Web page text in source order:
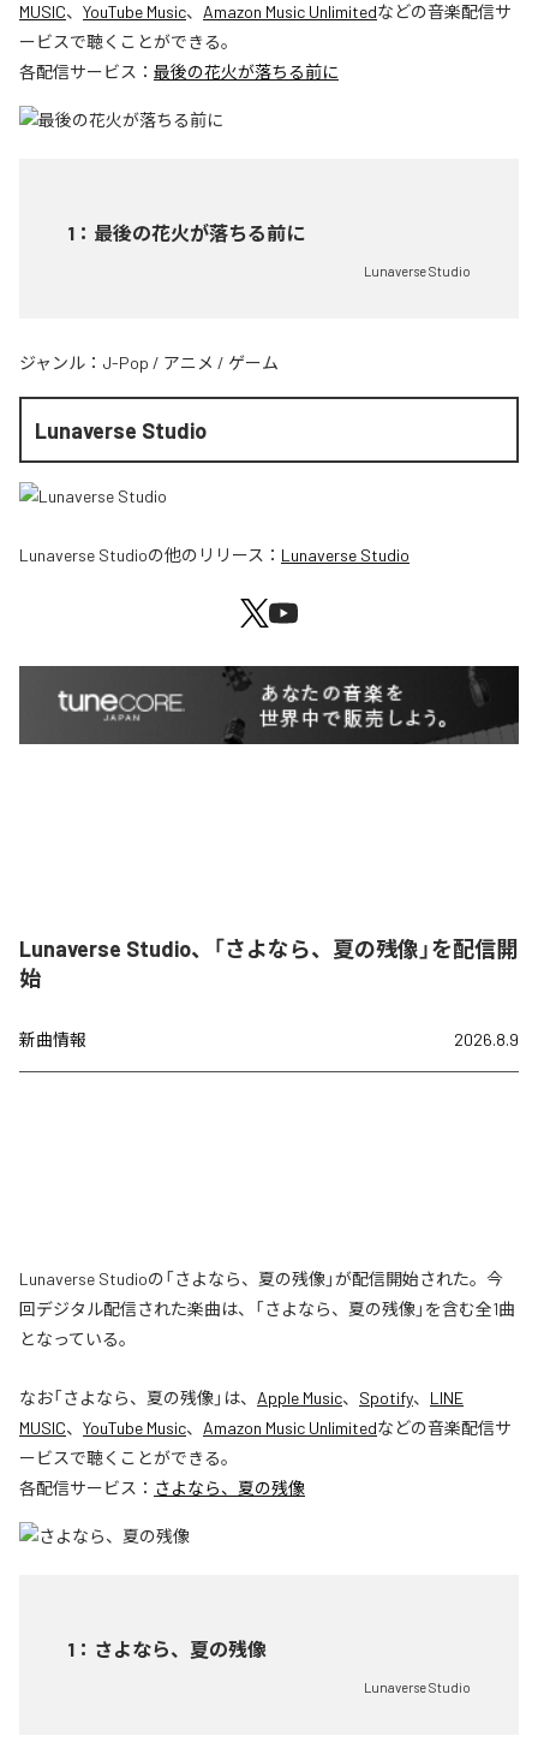
MUSIC、 YouTube Music、 Amazon Music Unlimitedなどの音楽配信サ
ービスで聴くことができる。
各配信サービス： 最後の花火が落ちる前に
1 ： 最後の花火が落ちる前に
Lunaverse Studio
ジャンル： J-Pop / アニメ / ゲーム
Lunaverse Studio
Lunaverse Studioの他のリリース： Lunaverse Studio
Lunaverse Studio、「さよなら、夏の残像」を配信開
始
新曲情報 2026.8.9
Lunaverse Studioの「さよなら、夏の残像」が配信開始された。今
回デジタル配信された楽曲は、「さよなら、夏の残像」を含む全1曲
となっている。
なお「さよなら、夏の残像」は、 Apple Music、 Spotify、 LINE
MUSIC、 YouTube Music、 Amazon Music Unlimitedなどの音楽配信サ
ービスで聴くことができる。
各配信サービス： さよなら、夏の残像
1 ： さよなら、夏の残像
Lunaverse Studio